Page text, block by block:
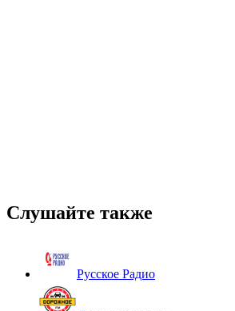
Слушайте также
Русское Радио